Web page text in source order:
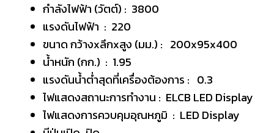
กำลังไฟฟ้า (วัตต์) : 3800
แรงดันไฟฟ้า : 220
ขนาด กว้างxลึกxสูง (มม.) : 200x95x400
น้ำหนัก (กก.) : 1.95
แรงดันน้ำต่ำสุดที่เครื่องต้องการ : 0.3
ไฟแสดงสถานะการทำงาน : ELCB LED Display
ไฟแสดงการควบคุมอุณหภูมิ : LED Display